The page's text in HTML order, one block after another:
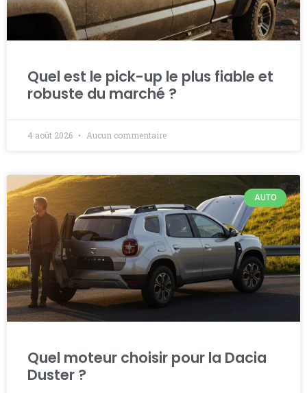
Quel est le pick-up le plus fiable et
robuste du marché ?
4 août 2026 Aucun commentaire
AUTO
Quel moteur choisir pour la Dacia
Duster ?